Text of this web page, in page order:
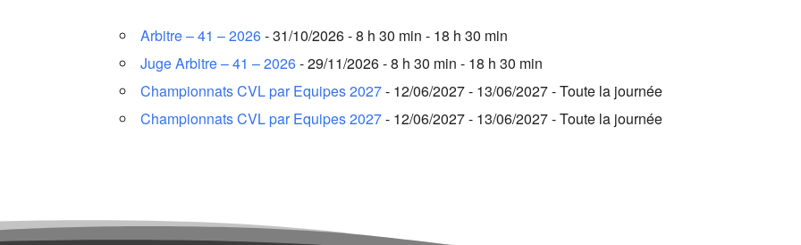
Arbitre – 41 – 2026- 31/10/2026 - 8 h 30 min - 18 h 30 min
Juge Arbitre – 41 – 2026- 29/11/2026 - 8 h 30 min - 18 h 30 min
Championnats CVL par Equipes 2027- 12/06/2027 - 13/06/2027 - Toute la journée
Championnats CVL par Equipes 2027- 12/06/2027 - 13/06/2027 - Toute la journée